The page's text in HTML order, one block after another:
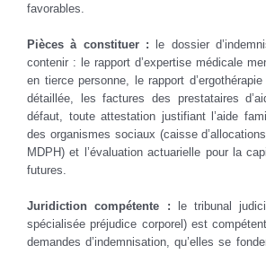
favorables.
Pièces à constituer : le dossier
contenir : le rapport d’expertise médicale
en tierce personne, le rapport
détaillée, les factures des prestataires
défaut, toute attestation justifiant l’aide
des organismes sociaux (caisse
MDPH) et l’évaluation actuarielle pour la
futures.
Juridiction compétente : le tribunal
spécialisée préjudice corporel) est
demandes d’indemnisation, qu’elles se